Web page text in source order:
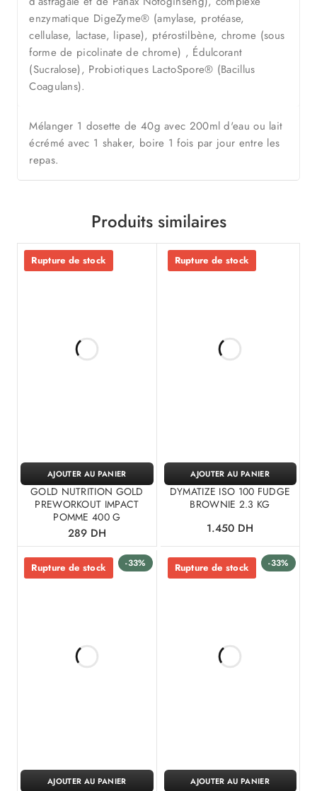
enzymatique DigeZyme® (amylase, protéase,
cellulase, lactase, lipase), ptérostilbène, chrome (sous
forme de picolinate de chrome) , Édulcorant
(Sucralose), Probiotiques LactoSpore® (Bacillus
Coagulans).
Mélanger 1 dosette de 40g avec 200ml d'eau ou lait
écrémé avec 1 shaker, boire 1 fois par jour entre les
repas.
Produits similaires
Rupture de stock
GOLD NUTRITION GOLD
PREWORKOUT IMPACT
POMME 400 G
289 DH
AJOUTER AU PANIER
Rupture de stock
DYMATIZE ISO 100 FUDGE
BROWNIE 2.3 KG
1.450 DH
AJOUTER AU PANIER
-33%
Rupture de stock
AJOUTER AU PANIER
-33%
Rupture de stock
AJOUTER AU PANIER